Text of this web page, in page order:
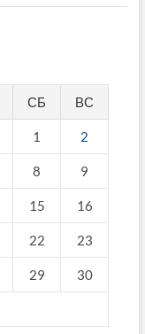
СБ ВС
1 2
8 9
15 16
22 23
29 30